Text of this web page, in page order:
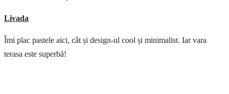
Livada
Îmi plac pastele aici, cât și design-ul cool și minimalist. Iar vara
terasa este superbă!